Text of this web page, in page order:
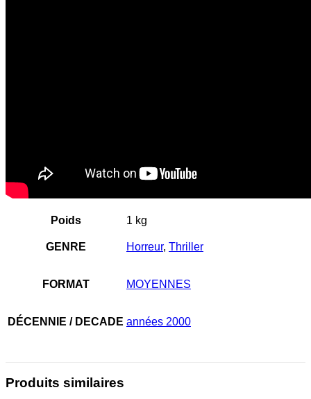
Poids 1 kg
GENRE Horreur, Thriller
FORMAT MOYENNES
DÉCENNIE / DECADE années 2000
Produits similaires